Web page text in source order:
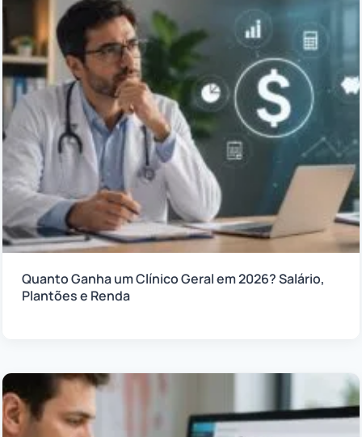
Quanto Ganha um Clínico Geral em 2026? Salário,
Plantões e Renda